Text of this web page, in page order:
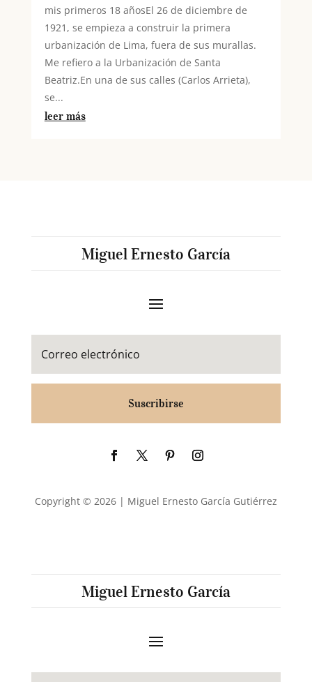
mis primeros 18 añosEl 26 de diciembre de
1921, se empieza a construir la primera
urbanización de Lima, fuera de sus murallas.
Me refiero a la Urbanización de Santa
Beatriz.En una de sus calles (Carlos Arrieta),
se...
leer más
Miguel Ernesto García
Suscribirse
Copyright © 2026 | Miguel Ernesto García Gutiérrez
Miguel Ernesto García